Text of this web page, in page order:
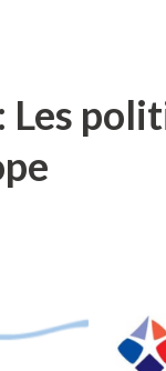
Les